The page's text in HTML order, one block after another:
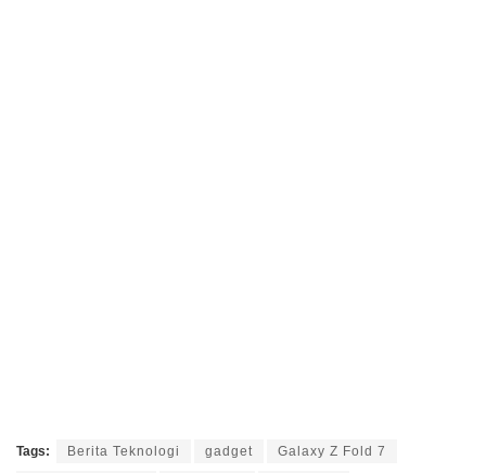
Tags: Berita Teknologi gadget Galaxy Z Fold 7